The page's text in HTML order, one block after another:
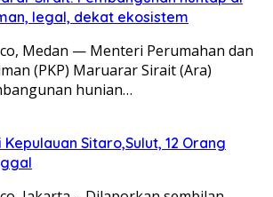
legal, dekat ekosistem
Medan — Menteri Perumahan dan
(PKP) Maruarar Sirait (Ara)
hunian…
Sitaro,Sulut, 12 Orang